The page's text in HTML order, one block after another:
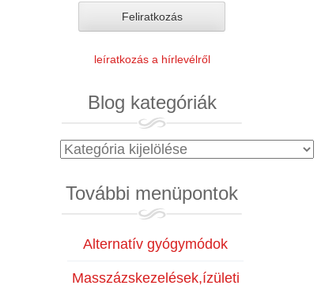
leíratkozás a hírlevélről
Blog kategóriák
Blog
További menüpontok
Alternatív gyógymódok
Masszázskezelések,ízületi